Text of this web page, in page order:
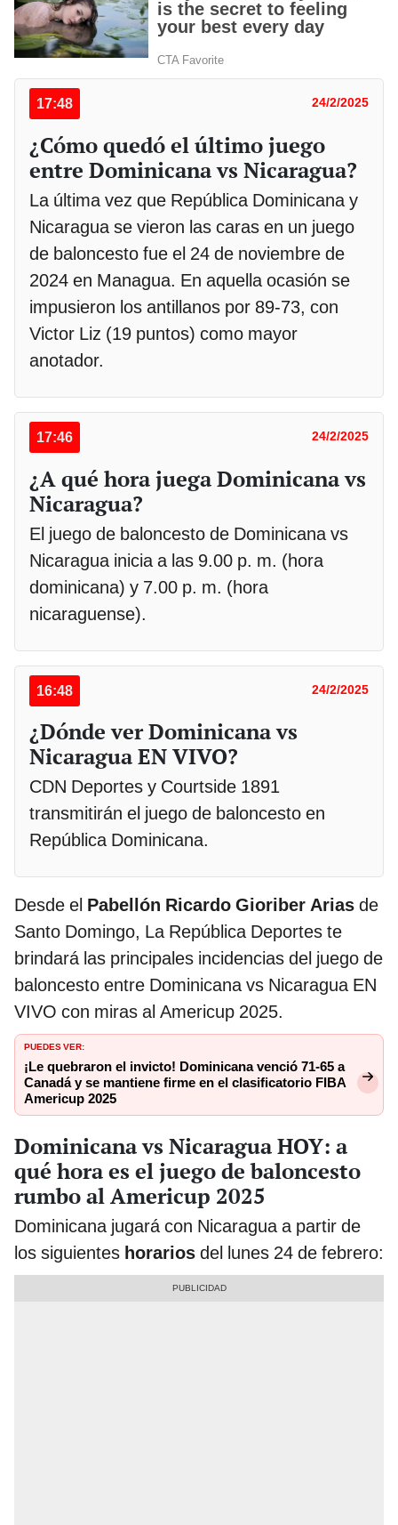
17:48 24/2/2025
¿Cómo quedó el último juego
entre Dominicana vs Nicaragua?
La última vez que República Dominicana y
Nicaragua se vieron las caras en un juego
de baloncesto fue el 24 de noviembre de
2024 en Managua. En aquella ocasión se
impusieron los antillanos por 89-73, con
Victor Liz (19 puntos) como mayor
anotador.
17:46 24/2/2025
¿A qué hora juega Dominicana vs
Nicaragua?
El juego de baloncesto de Dominicana vs
Nicaragua inicia a las 9.00 p. m. (hora
dominicana) y 7.00 p. m. (hora
nicaraguense).
16:48 24/2/2025
¿Dónde ver Dominicana vs
Nicaragua EN VIVO?
CDN Deportes y Courtside 1891
transmitirán el juego de baloncesto en
República Dominicana.
Desde el Pabellón Ricardo Gioriber Arias de
Santo Domingo, La República Deportes te
brindará las principales incidencias del juego de
baloncesto entre Dominicana vs Nicaragua EN
VIVO con miras al Americup 2025.
PUEDES VER:
¡Le quebraron el invicto! Dominicana venció 71-65 a
Canadá y se mantiene firme en el clasificatorio FIBA
Americup 2025
Dominicana vs Nicaragua HOY: a
qué hora es el juego de baloncesto
rumbo al Americup 2025
Dominicana jugará con Nicaragua a partir de
los siguientes horarios del lunes 24 de febrero: